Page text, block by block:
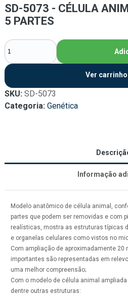
SD-5073 - CÉLULA
5 PARTES
Ver carrinho
SKU: SD-5073
Categoria: Genética
Informação
Modelo anatômico de célula animal,
partes que podem ser removidas e com
realísticas, mostra as estruturas típicas
e organelas celulares como vistos no
Com ampliação de aproximadamente
importantes são representadas em
uma melhor compreensão;
Com o modelo de célula animal
dentre outras estruturas: